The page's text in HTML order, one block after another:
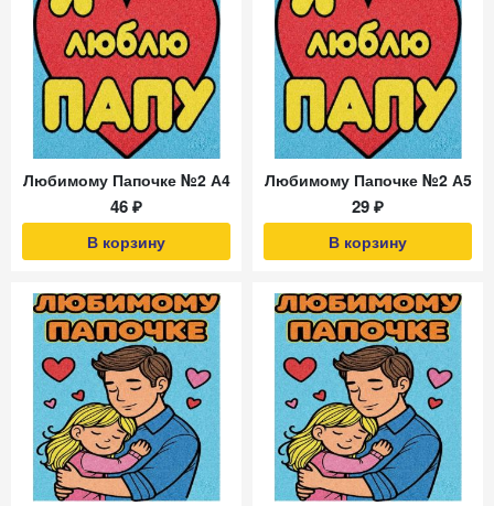
Любимому Папочке №2 А4
46 ₽
В корзину
Любимому Папочке №2 А5
29 ₽
В корзину